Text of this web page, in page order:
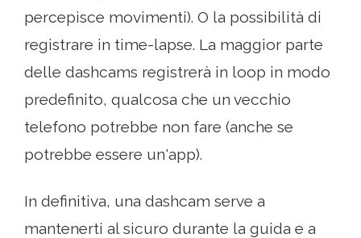
percepisce movimenti). O la possibilità di
registrare in time-lapse. La maggior parte
delle dashcams registrerà in loop in modo
predefinito, qualcosa che un vecchio
telefono potrebbe non fare (anche se
potrebbe essere un'app).
In definitiva, una dashcam serve a
mantenerti al sicuro durante la guida e a